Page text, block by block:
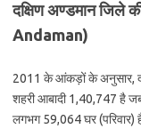
दक्षिण अण्डमान
Andaman)
2011 के आंकड़ों के अनुसार,
शहरी आबादी 1,40,747 है
लगभग 59,064 घर